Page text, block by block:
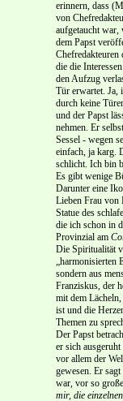
erinnern, dass
von
aufgetaucht
dem Papst
die die
den Aufzug
Tür erwartet. Ja,
durch keine
und der Papst
nehmen. Er
Sessel - wegen
einfach, ja karg.
schlicht. Ich bin
Es gibt wenige
Darunter eine
Lieben Frau von
Statue des
die ich schon in
Provinzial am
Die Spiritualität
„harmonisierten
sondern aus
Franziskus, der
mit dem
ist und die
Themen zu
Der Papst
er sich
vor allem der
gewesen. Er
war, vor so
mir, die